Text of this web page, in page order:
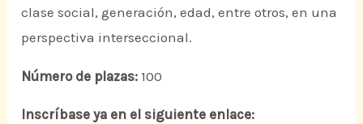
clase social, generación, edad, entre otros, en una
perspectiva interseccional.
Número de plazas: 100
Inscríbase ya en el siguiente enlace: